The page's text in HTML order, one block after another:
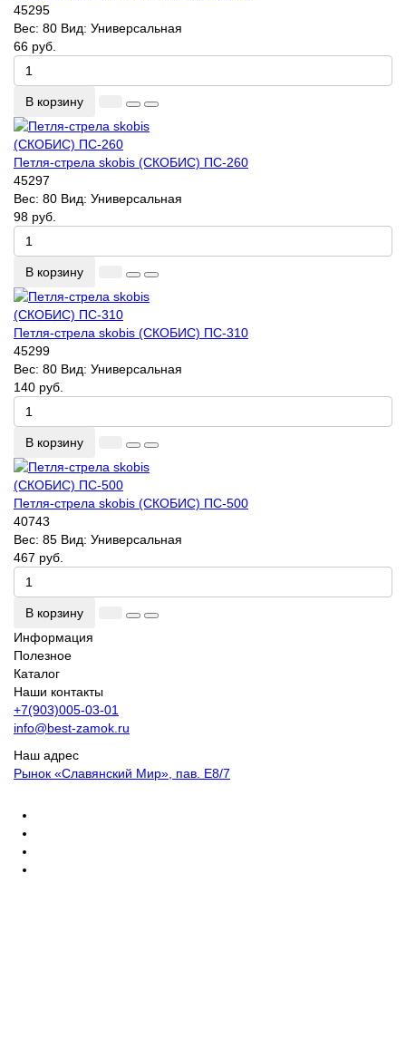
45295
Вес: 80 Вид: Универсальная
66 руб.
В корзину
Петля-стрела skobis (СКОБИС) ПС-260
45297
Вес: 80 Вид: Универсальная
98 руб.
В корзину
Петля-стрела skobis (СКОБИС) ПС-310
45299
Вес: 80 Вид: Универсальная
140 руб.
В корзину
Петля-стрела skobis (СКОБИС) ПС-500
40743
Вес: 85 Вид: Универсальная
467 руб.
В корзину
Информация
Полезное
Каталог
Наши контакты
+7(903)005-03-01
info@best-zamok.ru
Наш адрес
Рынок «Славянский Мир», пав. Е8/7